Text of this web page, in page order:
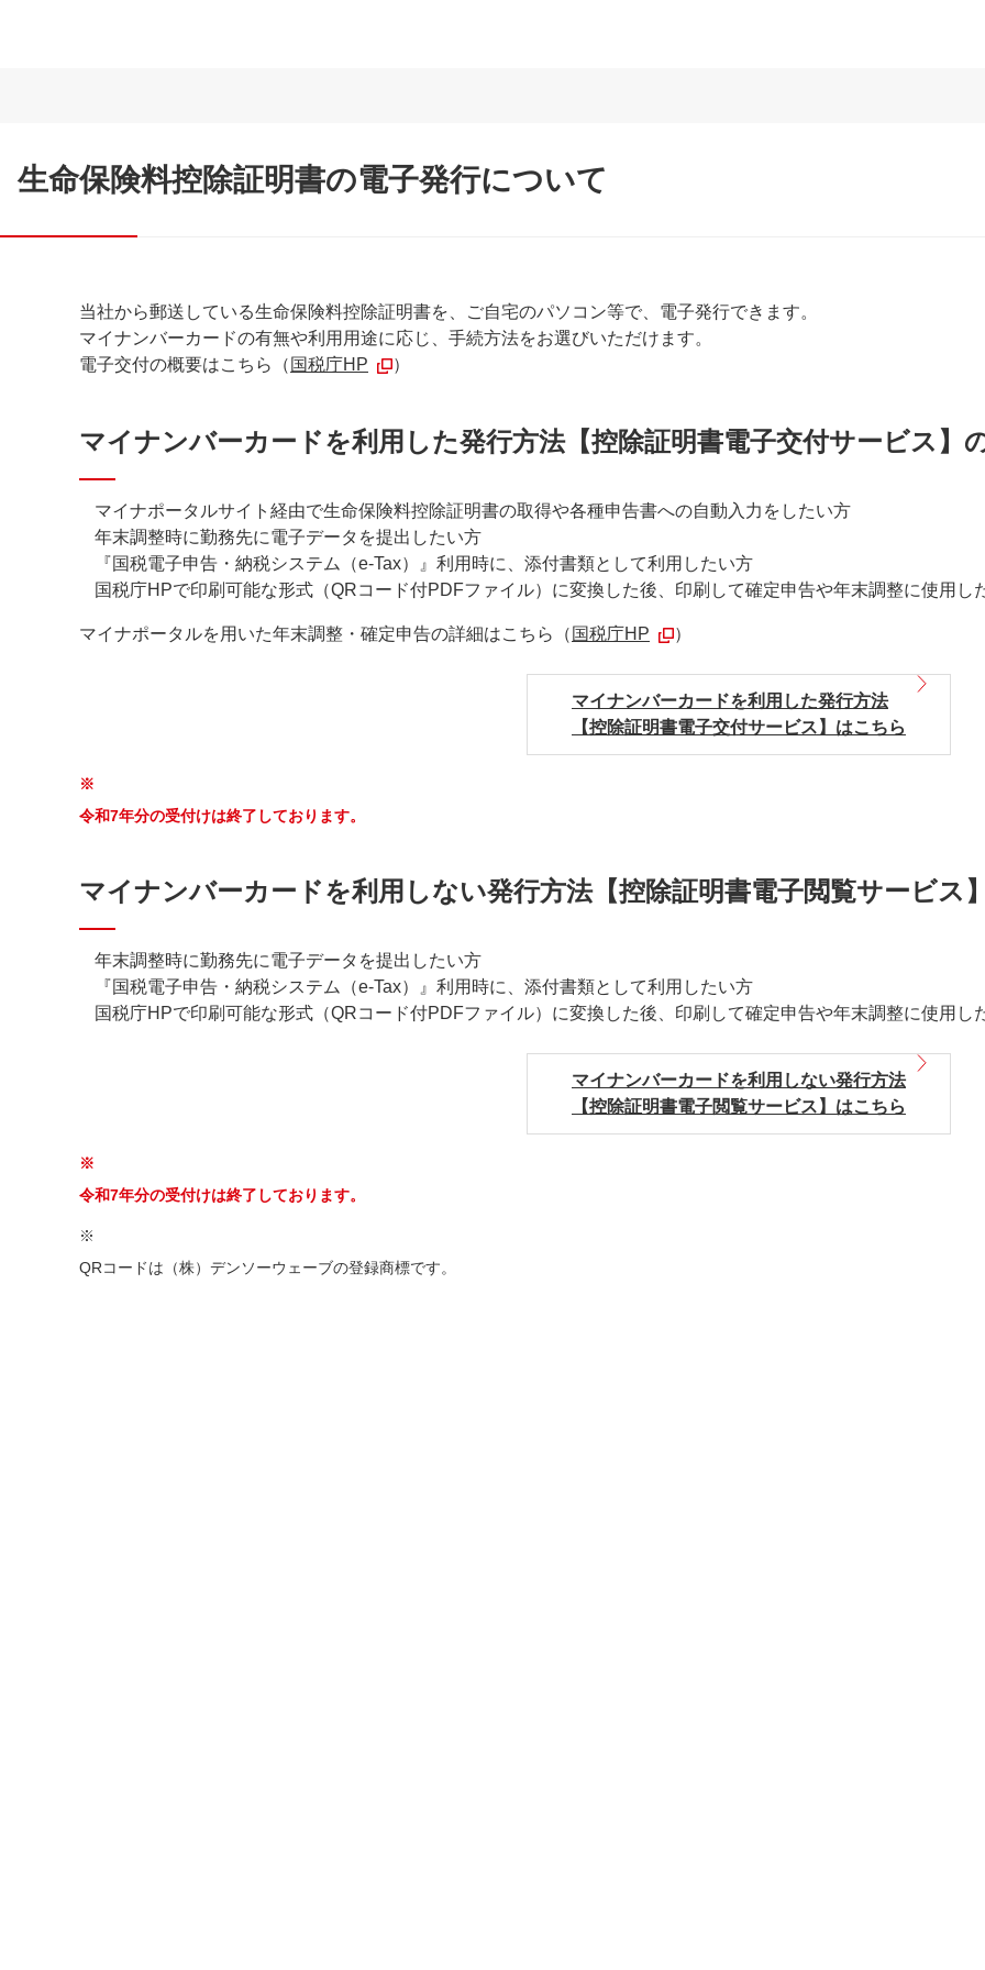
生命保険料控除証明書の電子発行について
当社から郵送している生命保険料控除証明書を、ご自宅のパソコン等で、電子発行できます。
マイナンバーカードの有無や利用用途に応じ、手続方法をお選びいただけます。
電子交付の概要はこちら（ 国税庁HP ）
マイナンバーカードを利用した発行方法【控除証明書電子交付サービス】
マイナポータルサイト経由で生命保険料控除証明書の取得や各種申告書への自動入力をしたい方
年末調整時に勤務先に電子データを提出したい方
『国税電子申告・納税システム（e-Tax）』利用時に、添付書類として利用したい方
国税庁HPで印刷可能な形式（QRコード付PDFファイル）に変換した後、印刷して確定申告や年末調整に使用し
マイナポータルを用いた年末調整・確定申告の詳細はこちら（ 国税庁HP ）
マイナンバーカードを利用した発行方法
【控除証明書電子交付サービス】はこちら
※
令和7年分の受付けは終了しております。
マイナンバーカードを利用しない発行方法【控除証明書電子閲覧サービス
年末調整時に勤務先に電子データを提出したい方
『国税電子申告・納税システム（e-Tax）』利用時に、添付書類として利用したい方
国税庁HPで印刷可能な形式（QRコード付PDFファイル）に変換した後、印刷して確定申告や年末調整に使用し
マイナンバーカードを利用しない発行方法
【控除証明書電子閲覧サービス】はこちら
※
令和7年分の受付けは終了しております。
※
QRコードは（株）デンソーウェーブの登録商標です。